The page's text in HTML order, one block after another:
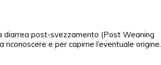
diarrea post-svezzamento (Post Weaning
e per capirne l’eventuale origine.